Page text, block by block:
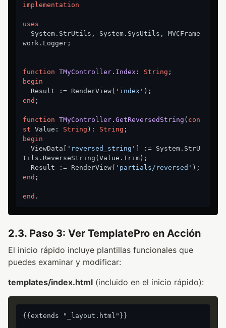
implementation
uses
work.Logger;
function TMyController. Index : String
begin
  Result := RenderView(
'index'
end ;
function TMyController. GetReversedString ( con
st Value: String ) : String
begin
  ViewData[
'reversed_string' ] := System.StrU
tils.ReverseString(Value.Trim);
  Result := RenderView(
'partials/reversed'
end ;
end
2.3. Paso 3: Ver TemplatePro en Acción
El inicio rápido incluye plantillas funcionales que
puedes examinar y modificar:
templates/index.html (incluido en el inicio rápido):
{{extends "_layout.html"}}